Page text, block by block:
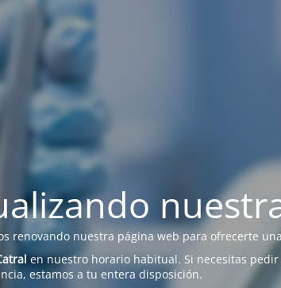
renovando nuestra página web para ofrecerte
en nuestro horario habitual. Si necesitas
estamos a tu entera disposición.